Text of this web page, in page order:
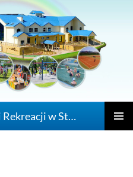
Centrum Sportu, Turystyki i Rekreacji w Strzyżowie PRZEJDŹ